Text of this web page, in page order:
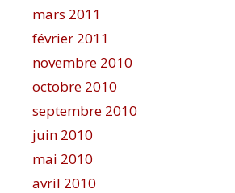
mars 2011
février 2011
novembre 2010
octobre 2010
septembre 2010
juin 2010
mai 2010
avril 2010